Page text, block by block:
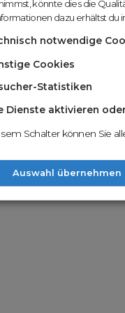
Nachname
du die
könnte dies die
dazu erhältst du
notwendige
Cookies
Statistiken
Dienste aktivieren
Schalter können Sie
Auswahl übernehmen